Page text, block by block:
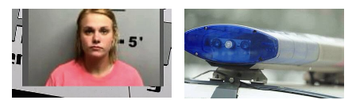
t
a
r
á
i
i
d
e
r
z